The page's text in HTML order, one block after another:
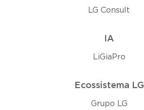
LG Consult
IA
LiGiaPro
Ecossistema LG
Grupo LG